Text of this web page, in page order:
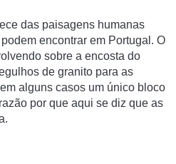
das paisagens humanas
encontrar em Portugal. O
sobre a encosta do
de granito para as
alguns casos um único bloco
por que aqui se diz que as